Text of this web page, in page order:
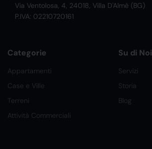
Via Ventolosa, 4, 24018, Villa D'Almè (BG)
P.IVA: 02210720161
Categorie
Appartamenti
Case e Ville
Terreni
Attività Commerciali
Su di Noi
Servizi
Storia
Blog